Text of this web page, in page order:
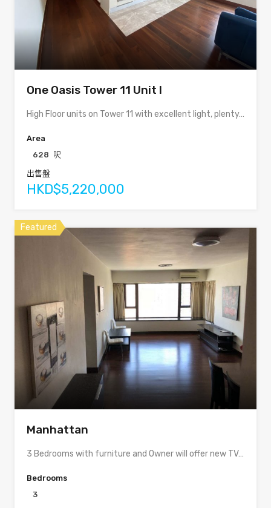
One Oasis Tower 11 Unit I
High Floor units on Tower 11 with excellent light, plenty…
Area
628 呎
出售盤
HKD$5,220,000
Featured
Manhattan
3 Bedrooms with furniture and Owner will offer new TV…
Bedrooms
3